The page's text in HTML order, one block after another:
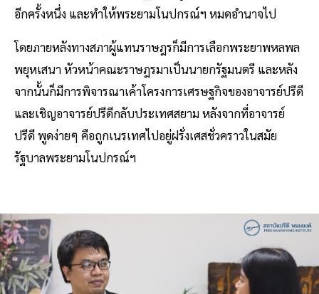
อีกครั้งหนึ่ง และทำให้พระยามโนปกรณ์ฯ หมดอำนาจไป
โดยภายหลังทางสภาผู้แทนราษฎรก็มีการเลือกพระยาพหลพล
พยุหเสนา หัวหน้าคณะราษฎรมาเป็นนายกรัฐมนตรี และหลัง
จากนั้นก็มีการพิจารณาเค้าโครงการเศรษฐกิจของอาจารย์ปรีดี
และเชิญอาจารย์ปรีดีกลับประเทศสยาม หลังจากที่อาจารย์
ปรีดี พูดง่ายๆ คือถูกเนรเทศไปอยู่ฝรั่งเศสชั่วคราวในสมัย
รัฐบาลพระยามโนปกรณ์ฯ